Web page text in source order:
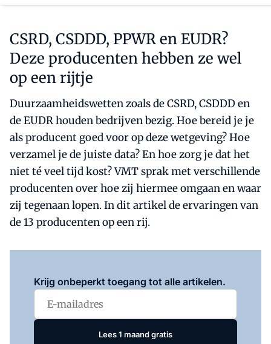
CSRD, CSDDD, PPWR en EUDR?
Deze producenten hebben ze wel
op een rijtje
Duurzaamheidswetten zoals de CSRD, CSDDD en
de EUDR houden bedrijven bezig. Hoe bereid je je
als producent goed voor op deze wetgeving? Hoe
verzamel je de juiste data? En hoe zorg je dat het
niet té veel tijd kost? VMT sprak met verschillende
producenten over hoe zij hiermee omgaan en waar
zij tegenaan lopen. In dit artikel de ervaringen van
de 13 producenten op een rij.
Krijg onbeperkt toegang tot alle artikelen.
Lees 1 maand gratis